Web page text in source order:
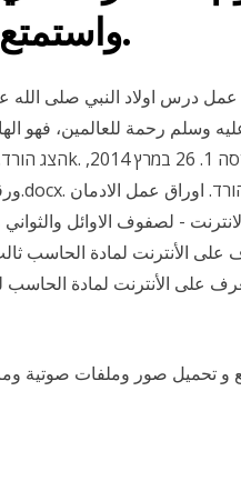
واستمتع بتوصيل سريع الي باب المنزل.
درس اولاد النبي صلى الله
وسلم رحمة للعالمين، فهو
- لصفوف الاوائل
تحميل صور وملفات صوتية